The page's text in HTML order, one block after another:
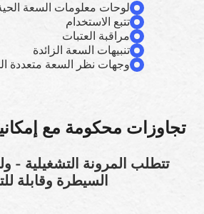
لوحات معلومات السعة الحية
تتبع الاستخدام
مراقبة العتبات
تنبيهات السعة الزائدة
وجهات نظر السعة متعددة
تجاوزات محكومة مع
تتطلب المرونة التشغيلية -
السيطرة وقابلة